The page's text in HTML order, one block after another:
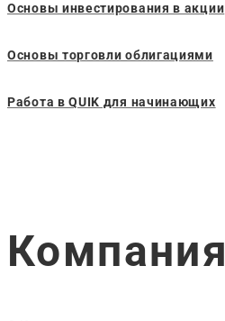
Основы инвестирования в акции
Основы торговли облигациями
Работа в QUIK для начинающих
Компания